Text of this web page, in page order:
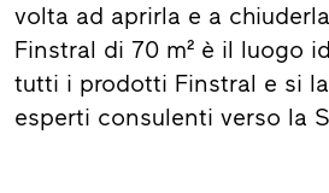
volta ad aprirla e a
Finstral di 70 m² è il luogo
tutti i prodotti Finstral e si
esperti consulenti verso la